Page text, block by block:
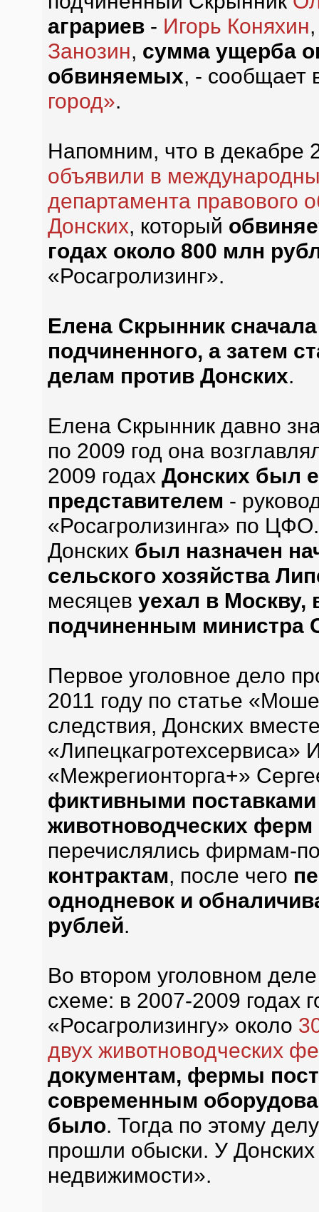
аграриев- Игорь Коняхин
Занозин, сумма ущерба
обвиняемых, - сообщает
город».
Напомним, что в декабре
объявили в
департамента правового
Донских, который
годах около 800 млн
«Росагролизинг».
Елена Скрынник
подчиненного, а затем
делам против Донских.
Елена Скрынник давно
по 2009 год она
2009 годах Донских был
представителем -
«Росагролизинга» по
Донских был назначен
сельского хозяйства
месяцев уехал в Москву,
подчиненным министра
Первое уголовное дело
2011 году по статье
следствия, Донских
«Липецкагротехсервиса»
«Межрегионторга+»
фиктивными
животноводческих ферм
перечислялись фирмам-
контрактам, после чего
однодневок и
рублей.
Во втором уголовном
схеме: в 2007-2009 годах
«Росагролизингу» около
двух животноводческих
документам, фермы
современным
было. Тогда по этому
прошли обыски. У
недвижимости».